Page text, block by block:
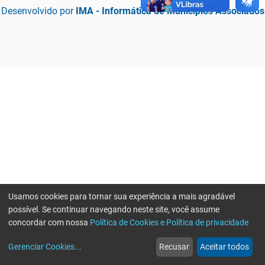
Desenvolvido por IMA - Informática de Municípios Associados
web
Notícias
more_horiz
Mais
Usamos cookies para tornar sua experiência a mais agradável
possível. Se continuar navegando neste site, você assume
concordar com nossa Política de Cookies e Política de privacidade
Gerenciar Cookies... Recusar Aceitar todos
Erro ao enviar informações, por favor tente novamente